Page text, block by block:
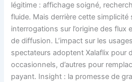
légitime : affichage soigné,
fluide. Mais derrière cette simplicité
interrogations sur l’origine des flux
de diffusion. L’impact sur les
spectateurs adoptent Xalaflix pour
occasionnels, d’autres pour
payant. Insight : la promesse de